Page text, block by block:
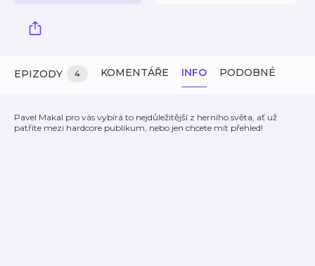
EPIZODY 4 KOMENTÁŘE INFO PODOBNÉ
Pavel Makal pro vás vybírá to nejdůležitější z herního světa, ať už
patříte mezi hardcore publikum, nebo jen chcete mít přehled!